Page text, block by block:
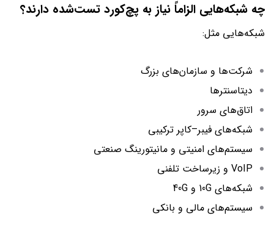
چه شبکه‌هایی الزاماً نیاز به پچ‌کورد تست‌شده دارند؟
شبکه‌هایی مثل:
شرکت‌ها و سازمان‌های بزرگ
دیتاسنترها
اتاق‌های سرور
شبکه‌های فیبر–کاپر ترکیبی
سیستم‌های امنیتی و مانیتورینگ صنعتی
VoIP و زیرساخت تلفنی
شبکه‌های 10G و 40G
سیستم‌های مالی و بانکی